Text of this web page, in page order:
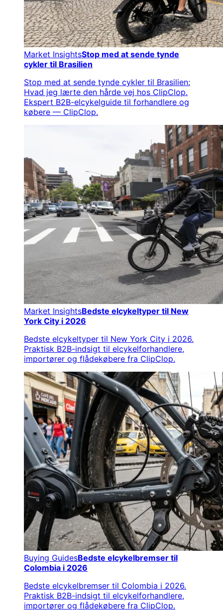
Market InsightsStop med at sende tynde
cykler til Brasilien
Stop med at sende tynde cykler til Brasilien:
Hvad jeg lærte den hårde vej hos ClipClop.
Ekspert B2B-elcykelguide til forhandlere og
købere — ClipClop.
Market InsightsBedste elcykeltyper til New
York City i 2026
Bedste elcykeltyper til New York City i 2026.
Praktisk B2B-indsigt til elcykelforhandlere,
importører og flådekøbere fra ClipClop.
Buying GuidesBedste elcykelbremser til
Colombia i 2026
Bedste elcykelbremser til Colombia i 2026.
Praktisk B2B-indsigt til elcykelforhandlere,
importører og flådekøbere fra ClipClop.